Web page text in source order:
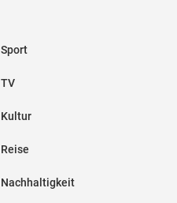
Sport
TV
Kultur
Reise
Nachhaltigkeit